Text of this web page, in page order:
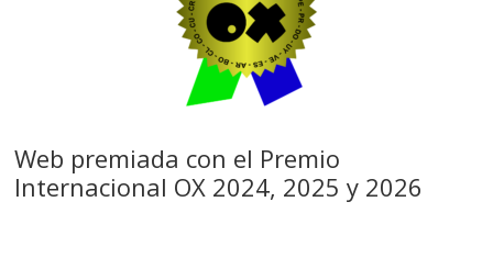
Web premiada con el Premio
Internacional OX 2024, 2025 y 2026